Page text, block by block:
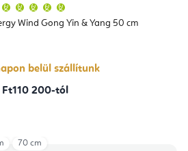
Wind Gong Yin & Yang 50 cm
átlagos
értékelése
csillag.
belül szállítunk
Ft110 200-tól
70 cm